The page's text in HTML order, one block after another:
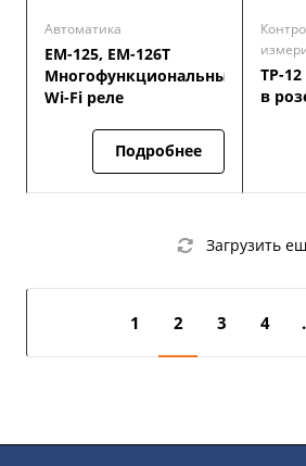
Автоматика
ЕМ-125, ЕМ-126Т
Многофункциональные
Wi-Fi реле
Подробнее
ТР-
в
Загрузить
1 2 3 4